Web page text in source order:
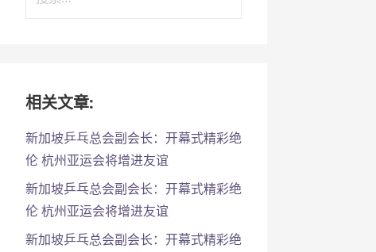
索
相关文章:
新加坡乒乓总会副会长：开幕式精彩绝
伦 杭州亚运会将增进友谊
新加坡乒乓总会副会长：开幕式精彩绝
伦 杭州亚运会将增进友谊
新加坡乒乓总会副会长：开幕式精彩绝